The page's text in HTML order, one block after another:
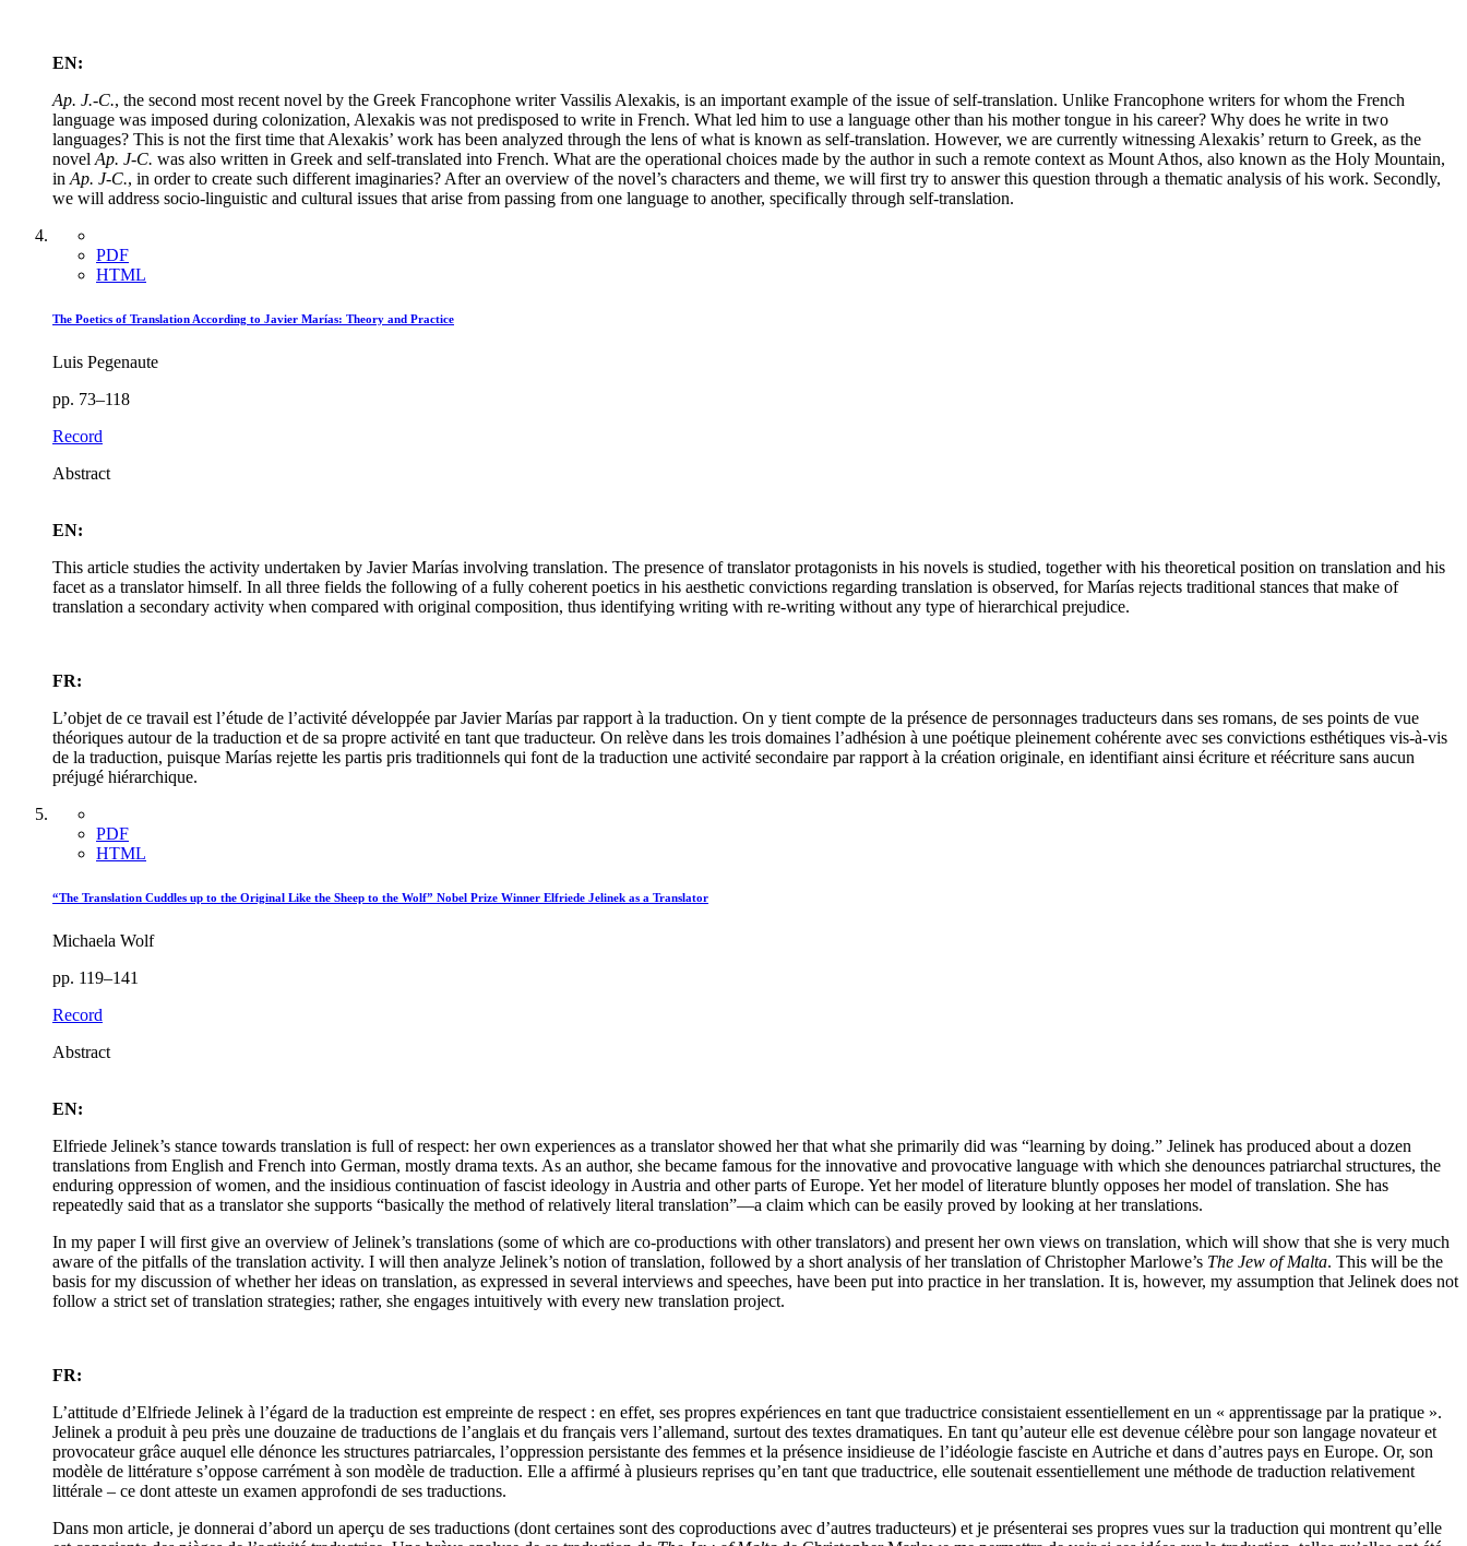
EN:
Ap. J.-C., the second most recent novel by the Greek Francophone writer Vassilis Alexakis, is an important example of the issue of self-translation. Unlike Francophone writers for whom the French
language was imposed during colonization, Alexakis was not predisposed to write in French. What led him to use a language other than his mother tongue in his career? Why does he write in two
languages? This is not the first time that Alexakis’ work has been analyzed through the lens of what is known as self-translation. However, we are currently witnessing Alexakis’ return to Greek, as the
novel Ap. J-C. was also written in Greek and self-translated into French. What are the operational choices made by the author in such a remote context as Mount Athos, also known as the Holy Mountain,
in Ap. J-C., in order to create such different imaginaries? After an overview of the novel’s characters and theme, we will first try to answer this question through a thematic analysis of his work. Secondly,
we will address socio-linguistic and cultural issues that arise from passing from one language to another, specifically through self-translation.
PDF
HTML
The Poetics of Translation According to Javier Marías: Theory and Practice
Luis Pegenaute
pp. 73–118
Record
Abstract
EN:
This article studies the activity undertaken by Javier Marías involving translation. The presence of translator protagonists in his novels is studied, together with his theoretical position on translation and his
facet as a translator himself. In all three fields the following of a fully coherent poetics in his aesthetic convictions regarding translation is observed, for Marías rejects traditional stances that make of
translation a secondary activity when compared with original composition, thus identifying writing with re-writing without any type of hierarchical prejudice.
FR:
L’objet de ce travail est l’étude de l’activité développée par Javier Marías par rapport à la traduction. On y tient compte de la présence de personnages traducteurs dans ses romans, de ses points de vue
théoriques autour de la traduction et de sa propre activité en tant que traducteur. On relève dans les trois domaines l’adhésion à une poétique pleinement cohérente avec ses convictions esthétiques vis-à-vis
de la traduction, puisque Marías rejette les partis pris traditionnels qui font de la traduction une activité secondaire par rapport à la création originale, en identifiant ainsi écriture et réécriture sans aucun
préjugé hiérarchique.
PDF
HTML
“The Translation Cuddles up to the Original Like the Sheep to the Wolf” Nobel Prize Winner Elfriede Jelinek as a Translator
Michaela Wolf
pp. 119–141
Record
Abstract
EN:
Elfriede Jelinek’s stance towards translation is full of respect: her own experiences as a translator showed her that what she primarily did was “learning by doing.” Jelinek has produced about a dozen
translations from English and French into German, mostly drama texts. As an author, she became famous for the innovative and provocative language with which she denounces patriarchal structures, the
enduring oppression of women, and the insidious continuation of fascist ideology in Austria and other parts of Europe. Yet her model of literature bluntly opposes her model of translation. She has
repeatedly said that as a translator she supports “basically the method of relatively literal translation”—a claim which can be easily proved by looking at her translations.
In my paper I will first give an overview of Jelinek’s translations (some of which are co-productions with other translators) and present her own views on translation, which will show that she is very much
aware of the pitfalls of the translation activity. I will then analyze Jelinek’s notion of translation, followed by a short analysis of her translation of Christopher Marlowe’s The Jew of Malta. This will be the
basis for my discussion of whether her ideas on translation, as expressed in several interviews and speeches, have been put into practice in her translation. It is, however, my assumption that Jelinek does not
follow a strict set of translation strategies; rather, she engages intuitively with every new translation project.
FR:
L’attitude d’Elfriede Jelinek à l’égard de la traduction est empreinte de respect : en effet, ses propres expériences en tant que traductrice consistaient essentiellement en un « apprentissage par la pratique ».
Jelinek a produit à peu près une douzaine de traductions de l’anglais et du français vers l’allemand, surtout des textes dramatiques. En tant qu’auteur elle est devenue célèbre pour son langage novateur et
provocateur grâce auquel elle dénonce les structures patriarcales, l’oppression persistante des femmes et la présence insidieuse de l’idéologie fasciste en Autriche et dans d’autres pays en Europe. Or, son
modèle de littérature s’oppose carrément à son modèle de traduction. Elle a affirmé à plusieurs reprises qu’en tant que traductrice, elle soutenait essentiellement une méthode de traduction relativement
littérale – ce dont atteste un examen approfondi de ses traductions.
Dans mon article, je donnerai d’abord un aperçu de ses traductions (dont certaines sont des coproductions avec d’autres traducteurs) et je présenterai ses propres vues sur la traduction qui montrent qu’elle